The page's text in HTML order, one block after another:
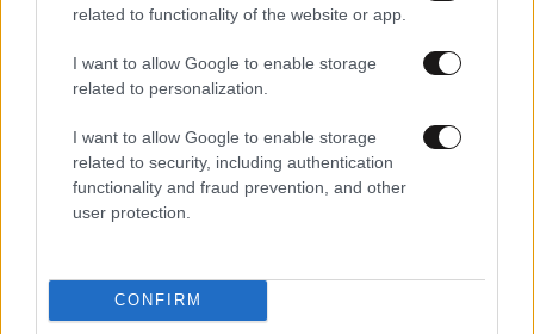
related to functionality of the website or app.
I want to allow Google to enable storage
related to personalization.
I want to allow Google to enable storage
related to security, including authentication
functionality and fraud prevention, and other
user protection.
CONFIRM
πει για παράδειγμα ότι είναι απροσπέλαστο, διότι
θάφτηκε στα συντρίμμια εγκαταστάσεων, ή πως θα
αρκούσε η εξ αποστάσεως επιτήρηση των
Διαβάστε σχετικά